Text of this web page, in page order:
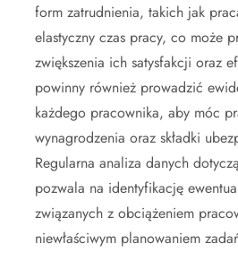
form zatrudnienia, takich jak
elastyczny czas pracy, co może
zwiększenia ich satysfakcji oraz
powinny również prowadzić
każdego pracownika, aby móc
wynagrodzenia oraz składki
Regularna analiza danych
pozwala na identyfikację
związanych z obciążeniem
niewłaściwym planowaniem